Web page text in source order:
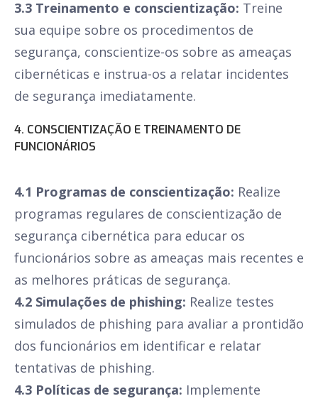
3.3 Treinamento e conscientização: Treine
sua equipe sobre os procedimentos de
segurança, conscientize-os sobre as ameaças
cibernéticas e instrua-os a relatar incidentes
de segurança imediatamente.
4. CONSCIENTIZAÇÃO E TREINAMENTO DE
FUNCIONÁRIOS
4.1 Programas de conscientização: Realize
programas regulares de conscientização de
segurança cibernética para educar os
funcionários sobre as ameaças mais recentes e
as melhores práticas de segurança.
4.2 Simulações de phishing: Realize testes
simulados de phishing para avaliar a prontidão
dos funcionários em identificar e relatar
tentativas de phishing.
4.3 Políticas de segurança: Implemente